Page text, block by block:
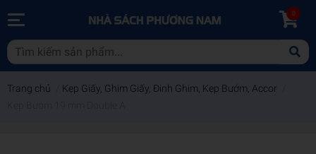
0
Trang chủ Kẹp Giấy, Ghim Giấy, Đinh Ghim, Kẹp Bướm, Accor